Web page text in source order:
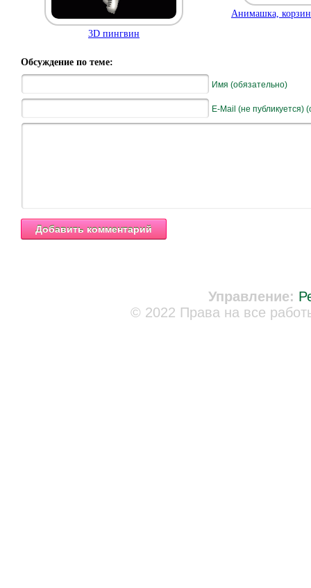
3D пингвин
Анимашка,
Обсуждение по теме:
Имя (обязательно)
E-Mail (не публикуется)
Управление:
© 2022 Права на все